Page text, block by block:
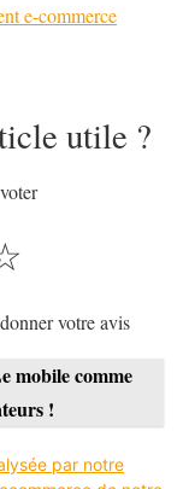
e-commerce
utile ?
votre avis
mobile comme
!
par notre